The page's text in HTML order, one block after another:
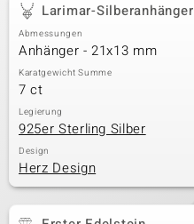
Collection
Larimar-Silberanhänger
Abmessungen
Anhänger - 21x13 mm
Karatgewicht Summe
7 ct
Legierung
925er Sterling Silber
Design
Herz Design